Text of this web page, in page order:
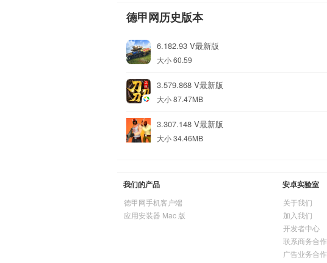
德甲网历史版本
6.182.93 V最新版
大小 60.59
3.579.868 V最新版
大小 87.47MB
3.307.148 V最新版
大小 34.46MB
我们的产品
德甲网手机客户端
应用安装器 Mac 版
安卓实验室
关于我们
加入我们
开发者中心
联系商务合作
广告业务合作